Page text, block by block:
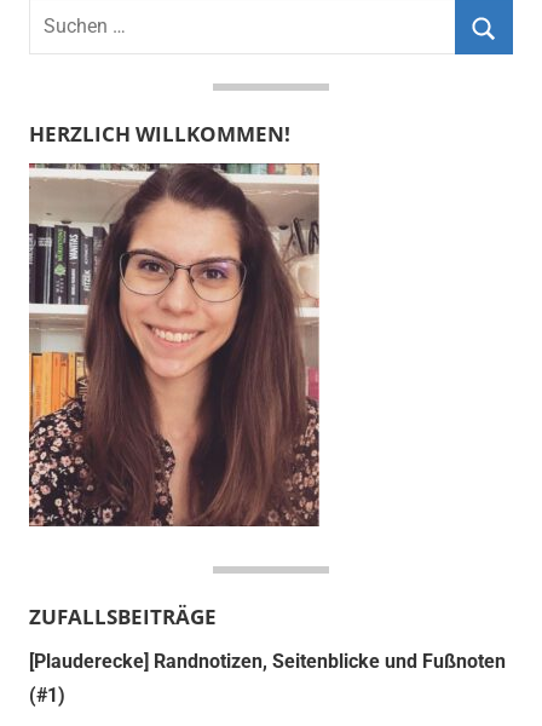
Suchen
HERZLICH WILLKOMMEN!
ZUFALLSBEITRÄGE
[Plauderecke] Randnotizen, Seitenblicke und Fußnoten
(#1)